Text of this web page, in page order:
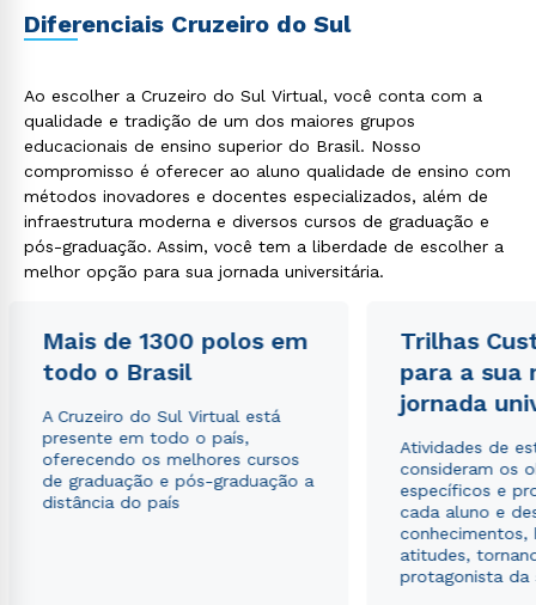
Diferenciais Cruzeiro do Sul
Ao escolher a Cruzeiro do Sul Virtual, você conta com a
qualidade e tradição de um dos maiores grupos
educacionais de ensino superior do Brasil. Nosso
compromisso é oferecer ao aluno qualidade de ensino com
métodos inovadores e docentes especializados, além de
infraestrutura moderna e diversos cursos de graduação e
pós-graduação. Assim, você tem a liberdade de escolher a
melhor opção para sua jornada universitária.
Mais de 1300 polos em
todo o Brasil
A Cruzeiro do Sul Virtual está
presente em todo o país,
oferecendo os melhores cursos
de graduação e pós-graduação a
distância do país
Trilhas
para a sua
jornada
Atividades de
consideram os
específicos e
cada aluno e
conhecimentos,
atitudes,
protagonista da